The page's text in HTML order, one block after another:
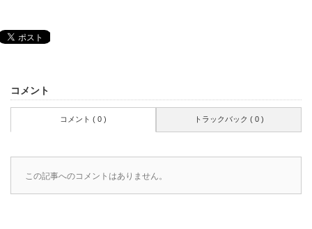
コメント
コメント ( 0 ) トラックバック ( 0 )
この記事へのコメントはありません。